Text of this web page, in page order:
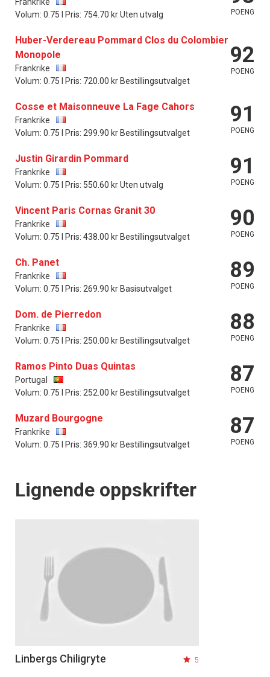
Volum: 0.75 l Pris: 754.70 kr Uten utvalg
POENG
Huber-Verdereau Pommard Clos du Colombier
Monopole
Frankrike
Volum: 0.75 l Pris: 720.00 kr Bestillingsutvalget
92
POENG
Cosse et Maisonneuve La Fage Cahors
Frankrike
Volum: 0.75 l Pris: 299.90 kr Bestillingsutvalget
91
POENG
Justin Girardin Pommard
Frankrike
Volum: 0.75 l Pris: 550.60 kr Uten utvalg
91
POENG
Vincent Paris Cornas Granit 30
Frankrike
Volum: 0.75 l Pris: 438.00 kr Bestillingsutvalget
90
POENG
Ch. Panet
Frankrike
Volum: 0.75 l Pris: 269.90 kr Basisutvalget
89
POENG
Dom. de Pierredon
Frankrike
Volum: 0.75 l Pris: 250.00 kr Bestillingsutvalget
88
POENG
Ramos Pinto Duas Quintas
Portugal
Volum: 0.75 l Pris: 252.00 kr Bestillingsutvalget
87
POENG
Muzard Bourgogne
Frankrike
Volum: 0.75 l Pris: 369.90 kr Bestillingsutvalget
87
POENG
Lignende oppskrifter
Linbergs Chiligryte 5